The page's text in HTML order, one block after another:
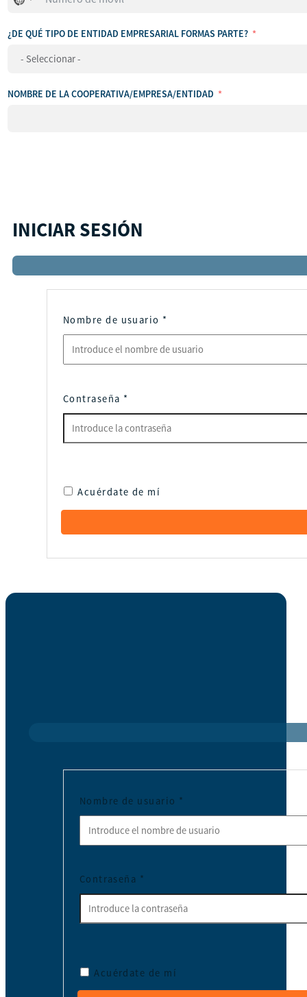
ha
seleccionado
ningún
¿DE QUÉ TIPO DE ENTIDAD EMPRESARIAL FORMAS PARTE?
NOMBRE DE LA COOPERATIVA/EMPRESA/ENTIDAD
INICIAR SESIÓN
Nombre de usuario *
Contraseña *
Acuérdate de mí
Nombre de usuario *
Contraseña *
Acuérdate de mí